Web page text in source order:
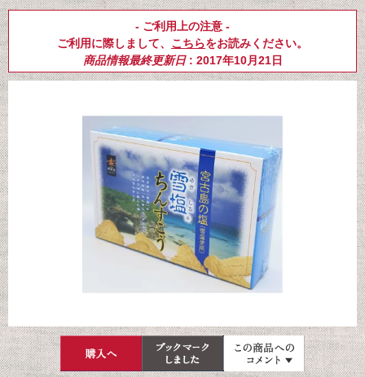
- ご利用上の注意 -
ご利用に際しまして、 こちらをお読みください。
商品情報最終更新日: 2017年10月21日